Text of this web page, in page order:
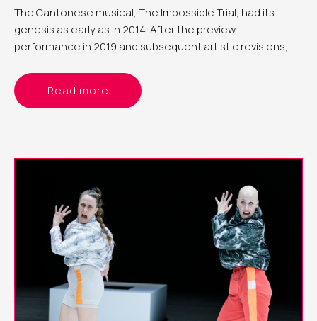
The Cantonese musical, The Impossible Trial, had its
genesis as early as in 2014. After the preview
performance in 2019 and subsequent artistic revisions,
September 2022, marking a span of eight years since the
commencement of the preparation work
Read more